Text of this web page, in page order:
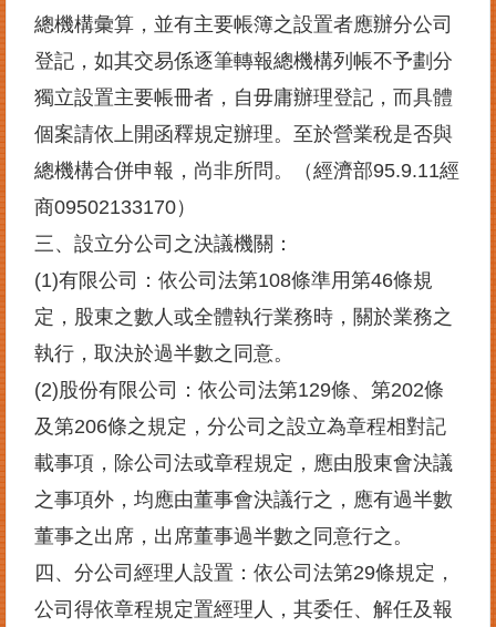
便
服
務
法
查
詢
統
關
見
問
網
總機構彙算，並有主要帳簿之設置者應辦分公司
登記，如其交易係逐筆轉報總機構列帳不予劃分
獨立設置主要帳冊者，自毋庸辦理登記，而具體
個案請依上開函釋規定辦理。至於營業稅是否與
總機構合併申報，尚非所問。（經濟部95.9.11經
商09502133170）
三、設立分公司之決議機關：
(1)有限公司：依公司法第108條準用第46條規
定， 股東之數人或全體執行業務時，關於業務之
執行，取決於過半數之同意。
(2)股份有限公司：依公司法第129條、第202條
及第206條之規定，分公司之設立為章程相對記
載事項，除公司法或章程規定，應由股東會決議
之事項外，均應由董事會決議行之，應有過半數
董事之出席，出席董事過半數之同意行之。
四、分公司經理人設置：依公司法第29條規定，
公司得依章程規定置經理人，其委任、解任及報